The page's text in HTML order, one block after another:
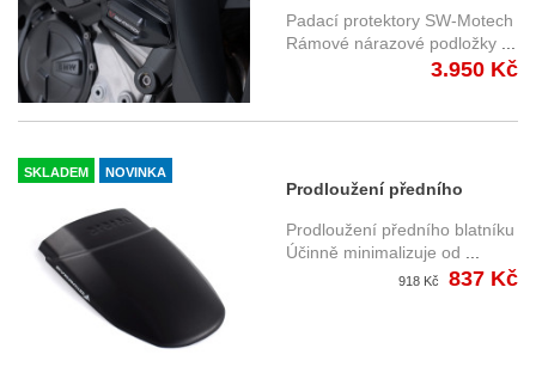
padací protektory SW-
Motech STP.07.590.11001/B
Padací protektory SW-Motech
Rámové nárazové podložky
3.950 Kč
SKLADEM NOVINKA
Prodloužení předního
blatníku 051515 Honda CRF
1100L Africa Twin Adventure
Prodloužení předního blatníku
Účinně minimalizuje od
918 Kč 837 Kč